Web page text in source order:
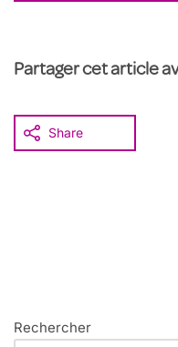
Partager cet article
Share
Rechercher